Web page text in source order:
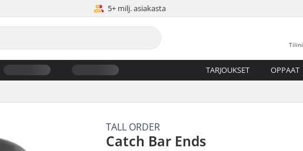
5+ milj. asiakasta
Tilini
TARJOUKSET OPPAAT
TALL ORDER
Catch Bar Ends